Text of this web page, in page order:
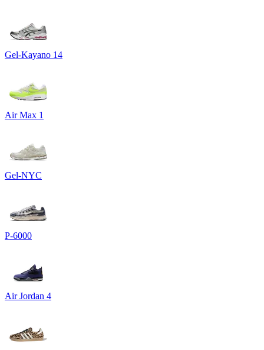
Gel-Kayano 14
Air Max 1
Gel-NYC
P-6000
Air Jordan 4